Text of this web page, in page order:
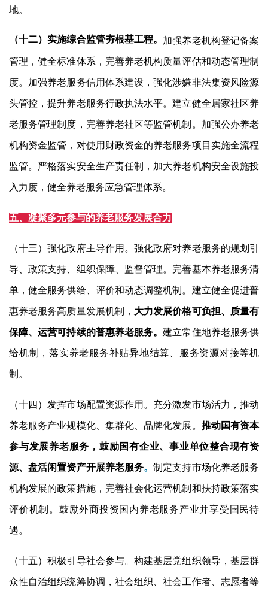
地。
（十二）实施综合监管夯根基工程。 加强养老机构登记备案
管理，健全标准体系，完善养老机构质量评估和动态管理制
度。加强养老服务信用体系建设，强化涉嫌非法集资风险源
头管控，提升养老服务行政执法水平。建立健全居家社区养
老服务管理制度，完善养老社区等监管机制。加强公办养老
机构资金监管，对使用财政资金的养老服务项目实施全流程
监管。严格落实安全生产责任制，加大养老机构安全设施投
入力度，健全养老服务应急管理体系。
五、凝聚多元参与的养老服务发展合力
（十三）强化政府主导作用。强化政府对养老服务的规划引
导、政策支持、组织保障、监督管理。完善基本养老服务清
单，健全服务供给、评价和动态调整机制。建立健全促进普
惠养老服务高质量发展机制， 大力发展价格可负担、质量有
保障、运营可持续的普惠养老服务。建立常住地养老服务供
给机制，落实养老服务补贴异地结算、服务资源对接等机
制。
（十四）发挥市场配置资源作用。充分激发市场活力，推动
养老服务产业规模化、集群化、品牌化发展。 推动国有资本
参与发展养老服务，鼓励国有企业、事业单位整合现有资
源、盘活闲置资产开展养老服务。制定支持市场化养老服务
机构发展的政策措施，完善社会化运营机制和扶持政策落实
评价机制。鼓励外商投资国内养老服务产业并享受国民待
遇。
（十五）积极引导社会参与。构建基层党组织领导，基层群
众性自治组织统筹协调，社会组织、社会工作者、志愿者等